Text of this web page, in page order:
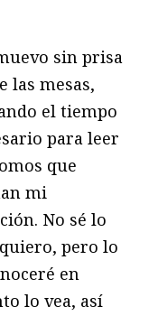
sin prisa
las mesas,
el tiempo
para leer
que
mi
No sé lo
pero lo
en
lo vea, así